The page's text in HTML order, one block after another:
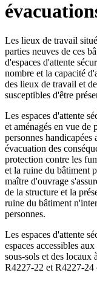
Les lieux de travail
parties neuves de ces
d'espaces d'attente
nombre et la capacité
des lieux de travail et
susceptibles d'être
Les espaces d'attente
et aménagés en vue de
personnes
évacuation des
protection contre les
et la ruine du bâtiment
maître d'ouvrage
de la structure et la
ruine du bâtiment
personnes.
Les espaces d'attente
espaces accessibles
sous-sols et des locaux
R4227-22 et R4227-24